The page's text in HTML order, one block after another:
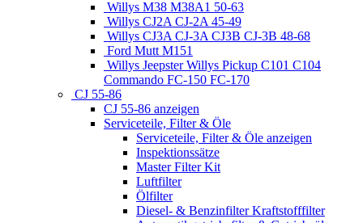
Willys M38 M38A1 50-63
Willys CJ2A CJ-2A 45-49
Willys CJ3A CJ-3A CJ3B CJ-3B 48-68
Ford Mutt M151
Willys Jeepster Willys Pickup C101 C104
Commando FC-150 FC-170
CJ 55-86
CJ 55-86 anzeigen
Serviceteile, Filter & Öle
Serviceteile, Filter & Öle anzeigen
Inspektionssätze
Master Filter Kit
Luftfilter
Ölfilter
Diesel- & Benzinfilter Kraftstofffilter